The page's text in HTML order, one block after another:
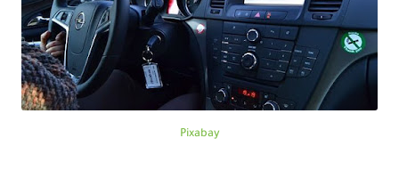
Pixabay